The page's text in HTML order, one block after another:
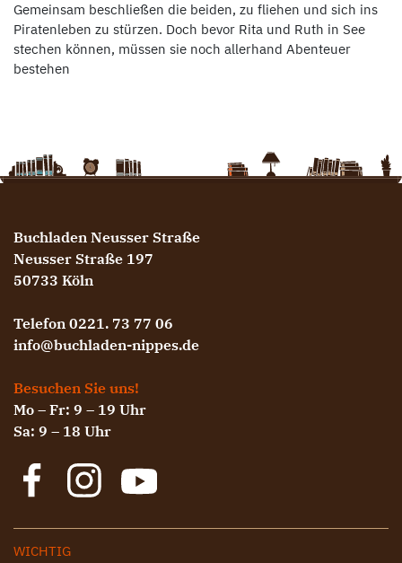
Gemeinsam beschließen die beiden, zu fliehen und sich ins
Piratenleben zu stürzen. Doch bevor Rita und Ruth in See
stechen können, müssen sie noch allerhand Abenteuer
bestehen
Buchladen Neusser Straße
Neusser Straße 197
50733 Köln
Telefon 0221. 73 77 06
info@buchladen-nippes.de
Besuchen Sie uns!
Mo – Fr: 9 – 19 Uhr
Sa: 9 – 18 Uhr
WICHTIG